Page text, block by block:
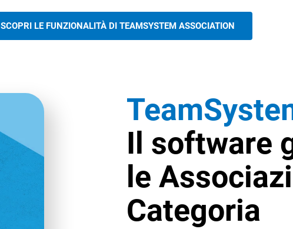
SCOPRI LE FUNZIONALITÀ DI TEAMSYSTEM ASSOCIATION
Il software
le
Categoria